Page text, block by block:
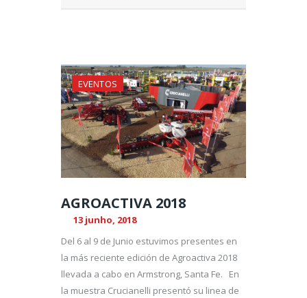
EVENTOS
AGROACTIVA 2018
13 junho, 2018
Del 6 al 9 de Junio estuvimos presentes en
la más reciente edición de Agroactiva 2018
llevada a cabo en Armstrong, Santa Fe. En
la muestra Crucianelli presentó su linea de